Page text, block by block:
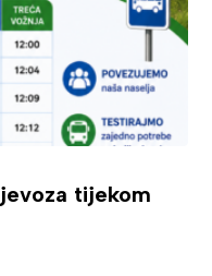
tijekom